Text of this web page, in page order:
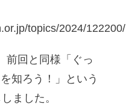
topics/2024/122200/
前回と同様「ぐっ
知ろう！」という
ました。